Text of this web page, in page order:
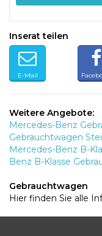
Inserat teilen
E-Mail
Weitere Angebote:
Mercedes-Benz
Gebrauchtwagen
Mercedes-Benz B-
Benz B-Klasse
Gebrauchtwagen
Hier finden Sie alle